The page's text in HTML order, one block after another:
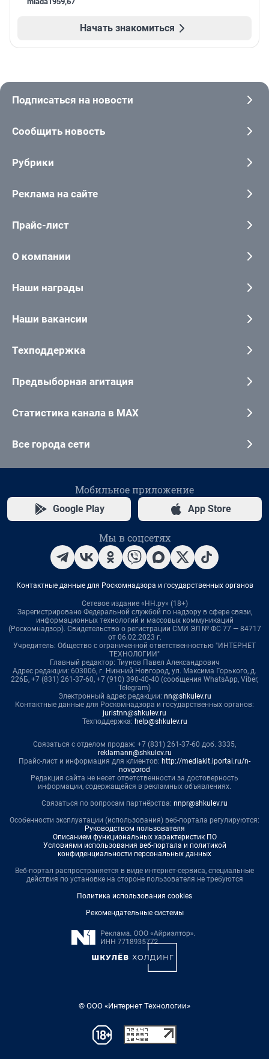
Начать знакомиться
Подписаться на новости
Сообщить новость
Рубрики
Реклама на сайте
Прайс-лист
О компании
Наши награды
Наши вакансии
Техподдержка
Предвыборная агитация
Статистика канала в MAX
Все города сети
Мобильное приложение
Google Play App Store
Мы в соцсетях
Контактные данные для Роскомнадзора и государственных органов
Сетевое издание «НН.ру» (18+)
Зарегистрировано Федеральной службой по надзору в сфере связи,
информационных технологий и массовых коммуникаций
(Роскомнадзор). Свидетельство о регистрации СМИ ЭЛ № ФС 77 — 84717
от 06.02.2023 г.
Учредитель: Общество с ограниченной ответственностью "ИНТЕРНЕТ
ТЕХНОЛОГИИ"
Главный редактор: Тиунов Павел Александрович
Адрес редакции: 603006, г. Нижний Новгород, ул. Максима Горького, д.
226Б, +7 (831) 261-37-60, +7 (910) 390-40-40 (сообщения WhatsApp, Viber,
Telegram)
Электронный адрес редакции: nn@shkulev.ru
Контактные данные для Роскомнадзора и государственных органов:
juristnn@shkulev.ru
Техподдержка: help@shkulev.ru
Связаться с отделом продаж: +7 (831) 261-37-60 доб. 3335,
reklamann@shkulev.ru
Прайс-лист и информация для клиентов: http://mediakit.iportal.ru/n-
novgorod
Редакция сайта не несет ответственности за достоверность
информации, содержащейся в рекламных объявлениях.
Связаться по вопросам партнёрства: nnpr@shkulev.ru
Особенности эксплуатации (использования) веб-портала регулируются:
Руководством пользователя
Описанием функциональных характеристик ПО
Условиями использования веб-портала и политикой
конфиденциальности персональных данных
Веб-портал распространяется в виде интернет-сервиса, специальные
действия по установке на стороне пользователя не требуются
Политика использования cookies
Рекомендательные системы
© ООО «Интернет Технологии»